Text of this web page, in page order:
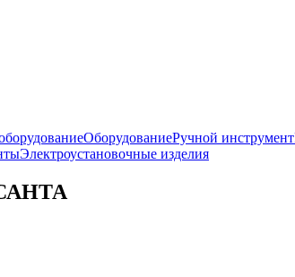
ОборудованиеРучной инструмент
Электроустановочные изделия